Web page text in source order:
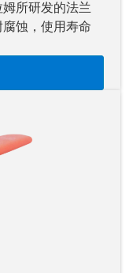
所研发的法兰
蚀，使用寿命